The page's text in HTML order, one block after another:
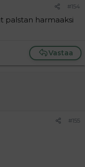
#154
palstan harmaaksi
Vastaa
#155